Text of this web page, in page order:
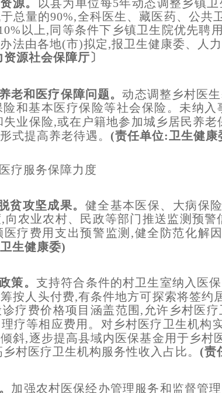
源。
以县为单位每5年动态调整乡镇
总量的90%,全科医生、藏医药、公共
以上,同等条件下乡镇卫生院优先聘
法由各地(市)拟定,报卫生健康委、人
源社会保障厅〕
老和医疗保障问题。动态调整乡村医
和基本医疗保险等社会保险。未纳
业保险,或在户籍地参加城乡居民养
式提高养老待遇。 (责任单位:卫生健康
疗服务保障力度
贫攻坚成果。 健全基本医保、大病保
农业农村、民政等部门推送监测预
疗费用支出预警监测,健全防范化解
生健康委)
策。 支持符合条件的村卫生室纳入医
按人头付费,有条件地方可探索将签约
疗费价格项目涵盖范围,允许乡村医
疗等相应费用。对乡村医疗卫生机构
斜,逐步提高县域内医保基金用于乡村
村医疗卫生机构服务性收入占比。 (责
加强农村医保经办管理服务和监督管